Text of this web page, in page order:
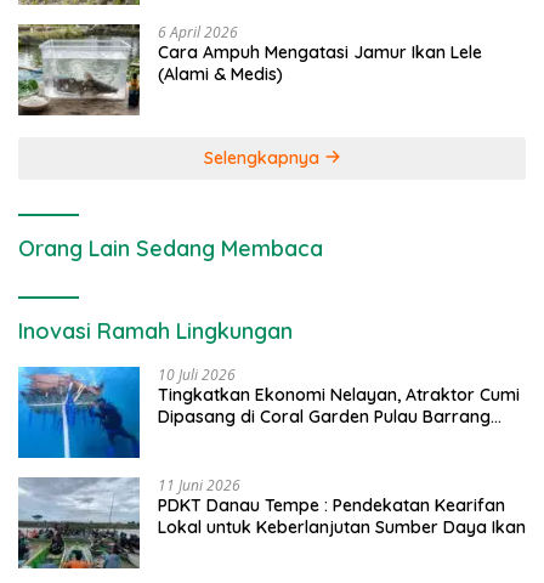
6 April 2026
Cara Ampuh Mengatasi Jamur Ikan Lele
(Alami & Medis)
Selengkapnya
Orang Lain Sedang Membaca
Inovasi Ramah Lingkungan
10 Juli 2026
Tingkatkan Ekonomi Nelayan, Atraktor Cumi
Dipasang di Coral Garden Pulau Barrang
11 Juni 2026
PDKT Danau Tempe : Pendekatan Kearifan
Lokal untuk Keberlanjutan Sumber Daya Ikan